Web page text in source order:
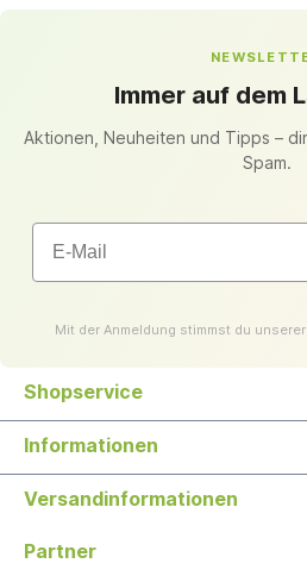
Immer auf dem
Aktionen, Neuheiten und Tipps –
Spam.
Email
Mit der Anmeldung stimmst du unserer
Shopservice
Informationen
Versandinformationen
Partner